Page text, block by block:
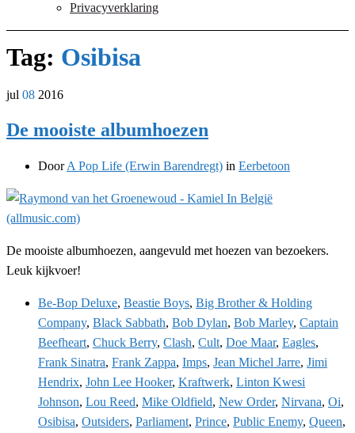
Privacyverklaring
Tag: Osibisa
jul 08 2016
De mooiste albumhoezen
DoorA Pop Life (Erwin Barendregt) in Eerbetoon
De mooiste albumhoezen, aangevuld met hoezen van bezoekers.
Leuk kijkvoer!
Be-Bop Deluxe, Beastie Boys, Big Brother & Holding
Company, Black Sabbath, Bob Dylan, Bob Marley, Captain
Beefheart, Chuck Berry, Clash, Cult, Doe Maar, Eagles,
Frank Sinatra, Frank Zappa, Imps, Jean Michel Jarre, Jimi
Hendrix, John Lee Hooker, Kraftwerk, Linton Kwesi
Johnson, Lou Reed, Mike Oldfield, New Order, Nirvana, Oi,
Osibisa, Outsiders, Parliament, Prince, Public Enemy, Queen,